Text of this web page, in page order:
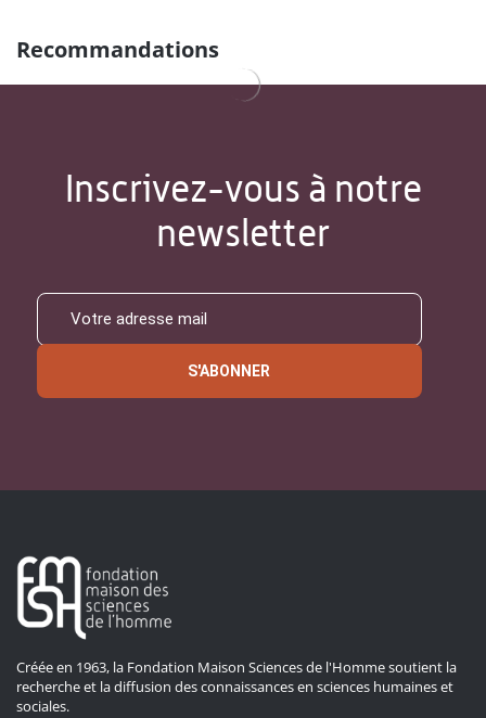
Recommandations
Inscrivez-vous à notre
newsletter
S'ABONNER
Créée en 1963, la Fondation Maison Sciences de l'Homme soutient la
recherche et la diffusion des connaissances en sciences humaines et
sociales.